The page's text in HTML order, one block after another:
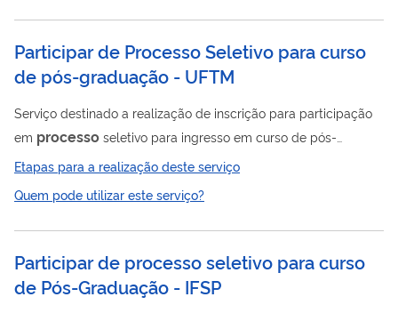
Participar de Processo Seletivo para curso
de pós-graduação - UFTM
Serviço destinado a realização de inscrição para participação
em processo seletivo para ingresso em curso de pós-
graduação da UFTM.
Etapas para a realização deste serviço
Quem pode utilizar este serviço?
Participar de processo seletivo para curso
de Pós-Graduação - IFSP